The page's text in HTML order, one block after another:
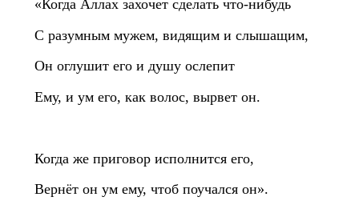
«Когда Аллах захочет сделать что-нибудь
С разумным мужем, видящим и слышащим,
Он оглушит его и душу ослепит
Ему, и ум его, как волос, вырвет он.
Когда же приговор исполнится его,
Вернёт он ум ему, чтоб поучался он».